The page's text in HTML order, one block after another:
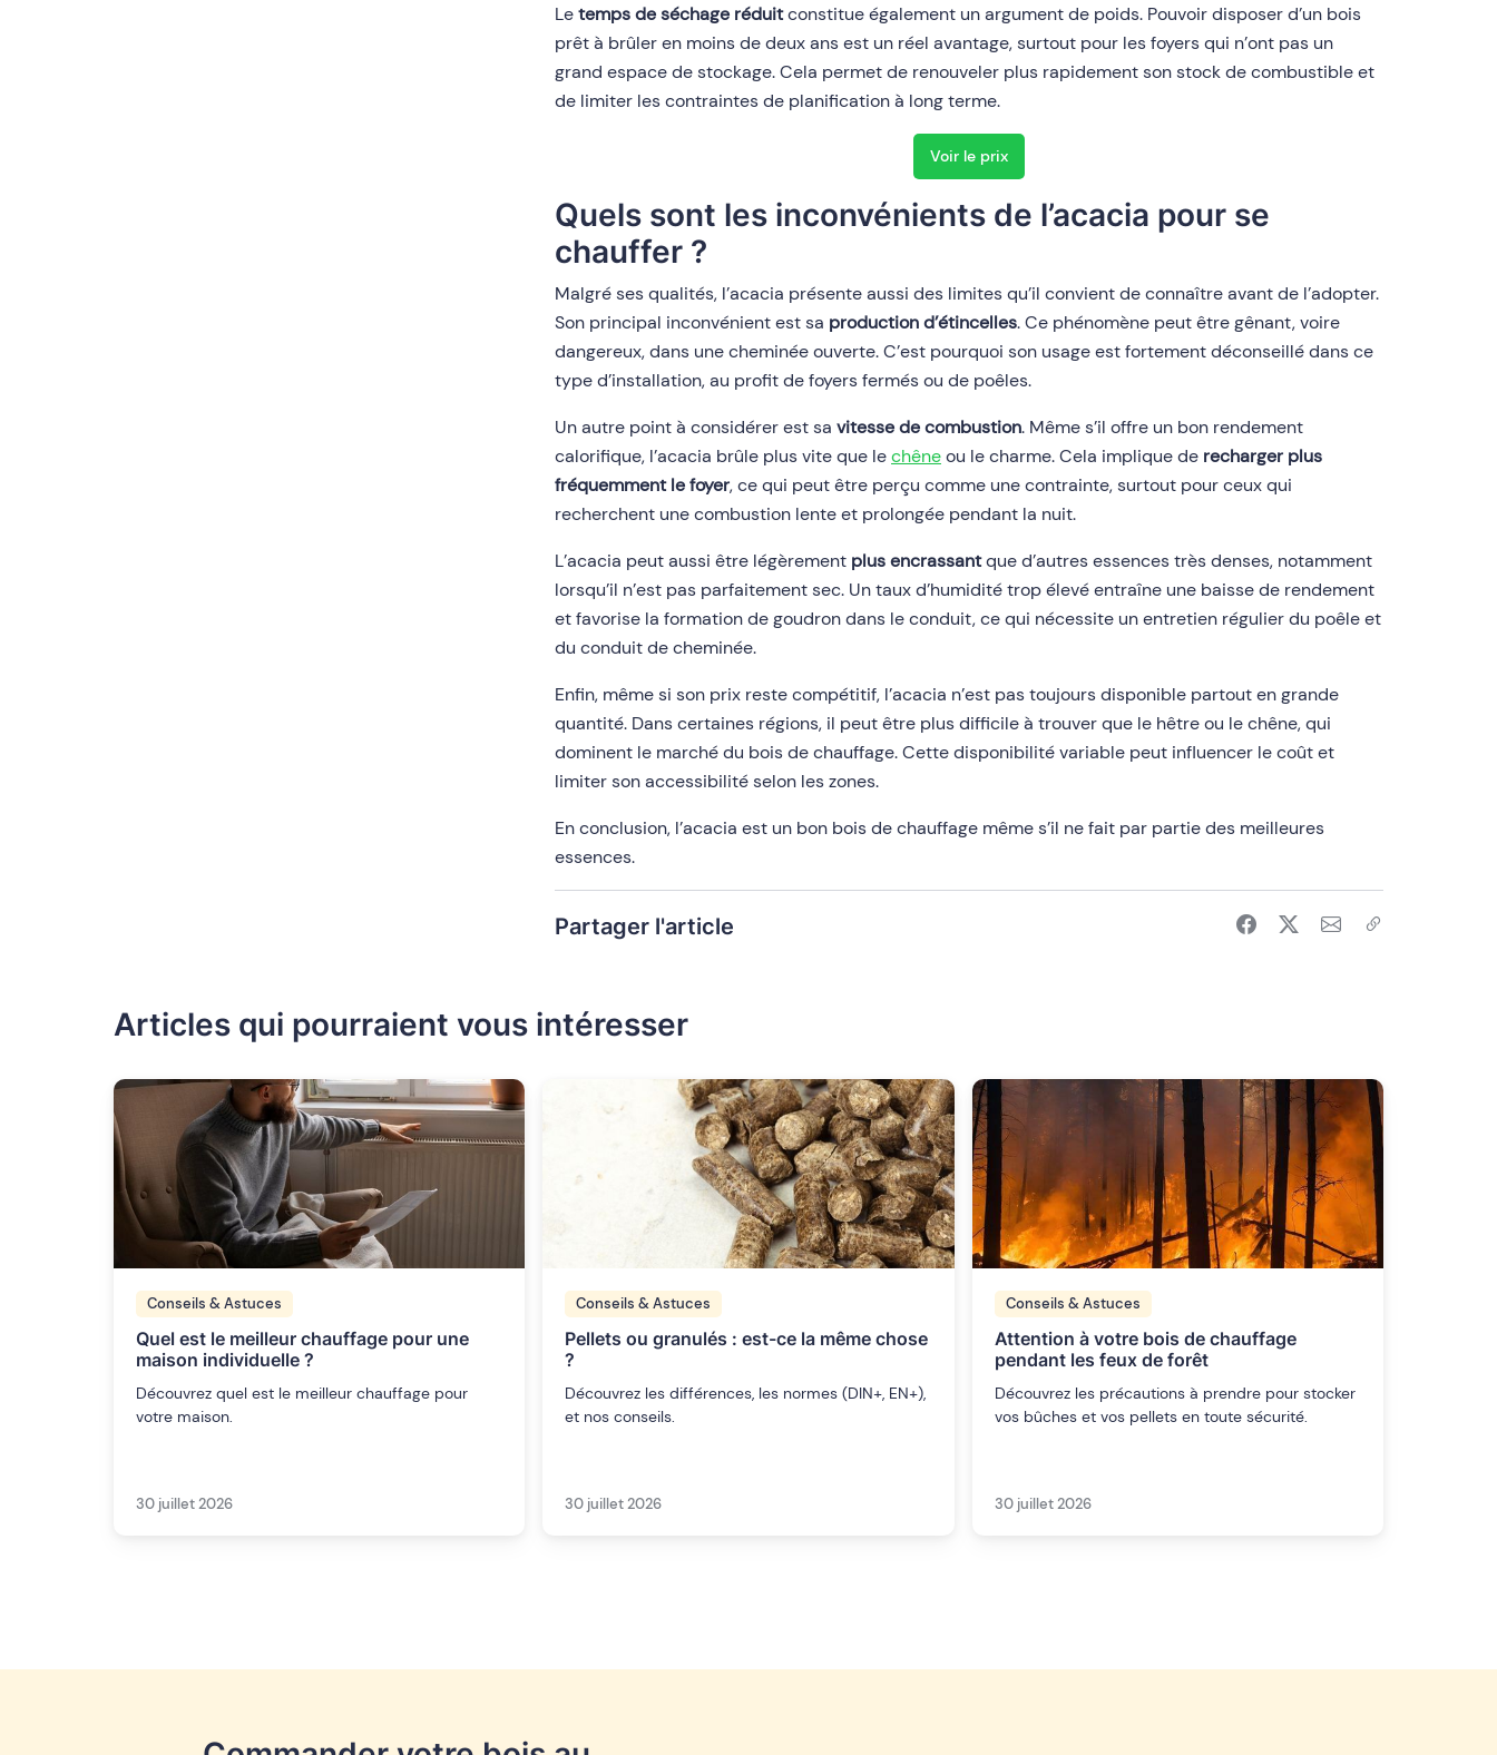
Letemps de séchage réduitconstitue également un argument de poids. Pouvoir disposer d’un bois
prêt à brûler en moins de deux ans est un réel avantage, surtout pour les foyers qui n’ont pas un
grand espace de stockage. Cela permet de renouveler plus rapidement son stock de combustible et
de limiter les contraintes de planification à long terme.
Voir le prix
Quels sont les inconvénients de l’acacia pour se
chauffer ?
Malgré ses qualités, l’acacia présente aussi des limites qu’il convient de connaître avant de l’adopter.
Son principal inconvénient est sa production d’étincelles. Ce phénomène peut être gênant, voire
dangereux, dans une cheminée ouverte. C’est pourquoi son usage est fortement déconseillé dans ce
type d’installation, au profit de foyers fermés ou de poêles.
Un autre point à considérer est sa vitesse de combustion. Même s’il offre un bon rendement
calorifique, l’acacia brûle plus vite que lechêneou le charme. Cela implique de recharger plus
fréquemment le foyer, ce qui peut être perçu comme une contrainte, surtout pour ceux qui
recherchent une combustion lente et prolongée pendant la nuit.
L’acacia peut aussi être légèrement plus encrassantque d’autres essences très denses, notamment
lorsqu’il n’est pas parfaitement sec. Un taux d’humidité trop élevé entraîne une baisse de rendement
et favorise la formation de goudron dans le conduit, ce qui nécessite un entretien régulier du poêle et
du conduit de cheminée.
Enfin, même si son prix reste compétitif, l’acacia n’est pas toujours disponible partout en grande
quantité. Dans certaines régions, il peut être plus difficile à trouver que le hêtre ou le chêne, qui
dominent le marché du bois de chauffage. Cette disponibilité variable peut influencer le coût et
limiter son accessibilité selon les zones.
En conclusion, l’acacia est un bon bois de chauffage même s’il ne fait par partie des meilleures
essences.
Partager l'article
Articles qui pourraient vous intéresser
Conseils & Astuces
Quel est le meilleur chauffage pour une
maison individuelle ?
Découvrez quel est le meilleur chauffage pour
votre maison.
30 juillet 2026
Conseils & Astuces
Pellets ou granulés : est-ce la même chose
?
Découvrez les différences, les normes (DIN+, EN+),
et nos conseils.
30 juillet 2026
Conseils & Astuces
Attention à votre bois de chauffage
pendant les feux de forêt
Découvrez les précautions à prendre pour stocker
vos bûches et vos pellets en toute sécurité.
30 juillet 2026